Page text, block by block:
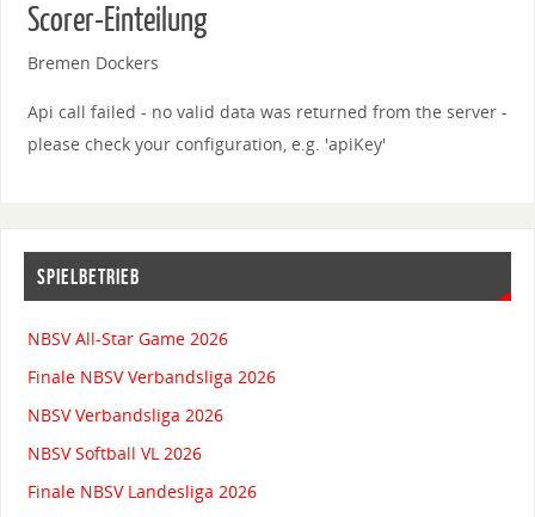
Scorer-Einteilung
Bremen Dockers
Api call failed - no valid data was returned from the server -
please check your configuration, e.g. 'apiKey'
SPIELBETRIEB
NBSV All-Star Game 2026
Finale NBSV Verbandsliga 2026
NBSV Verbandsliga 2026
NBSV Softball VL 2026
Finale NBSV Landesliga 2026